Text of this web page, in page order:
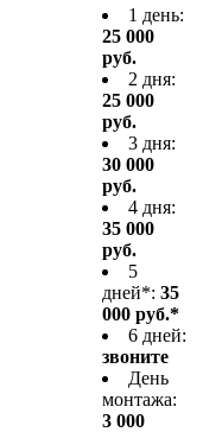
1 день:
25 000
руб.
2 дня:
25 000
руб.
3 дня:
30 000
руб.
4 дня:
35 000
руб.
5
дней*: 35
000 руб.*
6 дней:
звоните
День
монтажа:
3 000